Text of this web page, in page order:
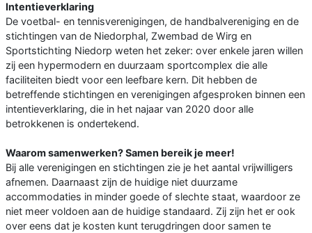
Intentieverklaring
De voetbal- en tennisverenigingen, de handbalvereniging en de
stichtingen van de Niedorphal, Zwembad de Wirg en
Sportstichting Niedorp weten het zeker: over enkele jaren willen
zij een hypermodern en duurzaam sportcomplex die alle
faciliteiten biedt voor een leefbare kern. Dit hebben de
betreffende stichtingen en verenigingen afgesproken binnen een
intentieverklaring, die in het najaar van 2020 door alle
betrokkenen is ondertekend.
Waarom samenwerken? Samen bereik je meer!
Bij alle verenigingen en stichtingen zie je het aantal vrijwilligers
afnemen. Daarnaast zijn de huidige niet duurzame
accommodaties in minder goede of slechte staat, waardoor ze
niet meer voldoen aan de huidige standaard. Zij zijn het er ook
over eens dat je kosten kunt terugdringen door samen te